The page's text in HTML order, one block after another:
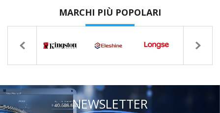
MARCHI PIÙ POPOLARI
NEWSLETTER